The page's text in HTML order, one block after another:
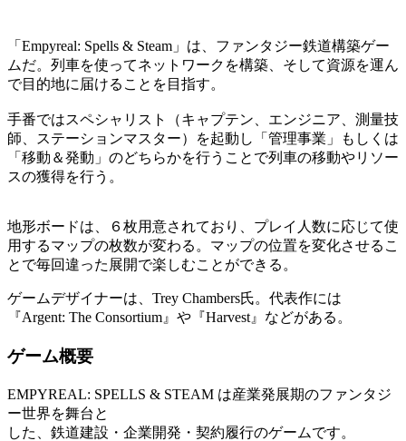
「Empyreal: Spells & Steam」は、ファンタジー鉄道構築ゲー
ムだ。列車を使ってネットワークを構築、そして資源を運ん
で目的地に届けることを目指す。
手番ではスペシャリスト（キャプテン、エンジニア、測量技
師、ステーションマスター）を起動し「管理事業」もしくは
「移動＆発動」のどちらかを行うことで列車の移動やリソー
スの獲得を行う。
地形ボードは、６枚用意されており、プレイ人数に応じて使
用するマップの枚数が変わる。マップの位置を変化させるこ
とで毎回違った展開で楽しむことができる。
ゲームデザイナーは、Trey Chambers氏。代表作には
『Argent: The Consortium』や『Harvest』などがある。
ゲーム概要
EMPYREAL: SPELLS & STEAM は産業発展期のファンタジ
ー世界を舞台と
した、鉄道建設・企業開発・契約履行のゲームです。